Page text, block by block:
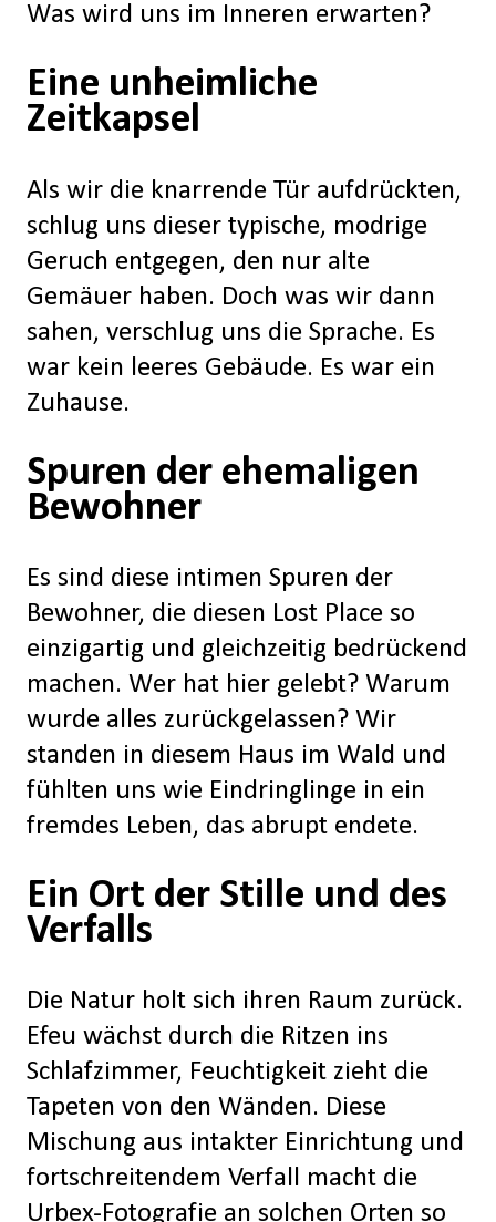
Was wird uns im Inneren erwarten?
Eine unheimliche
Zeitkapsel
Als wir die knarrende Tür aufdrückten,
schlug uns dieser typische, modrige
Geruch entgegen, den nur alte
Gemäuer haben. Doch was wir dann
sahen, verschlug uns die Sprache. Es
war kein leeres Gebäude. Es war ein
Zuhause.
Spuren der ehemaligen
Bewohner
Es sind diese intimen Spuren der
Bewohner, die diesen Lost Place so
einzigartig und gleichzeitig bedrückend
machen. Wer hat hier gelebt? Warum
wurde alles zurückgelassen? Wir
standen in diesem Haus im Wald und
fühlten uns wie Eindringlinge in ein
fremdes Leben, das abrupt endete.
Ein Ort der Stille und des
Verfalls
Die Natur holt sich ihren Raum zurück.
Efeu wächst durch die Ritzen ins
Schlafzimmer, Feuchtigkeit zieht die
Tapeten von den Wänden. Diese
Mischung aus intakter Einrichtung und
fortschreitendem Verfall macht die
Urbex-Fotografie an solchen Orten so